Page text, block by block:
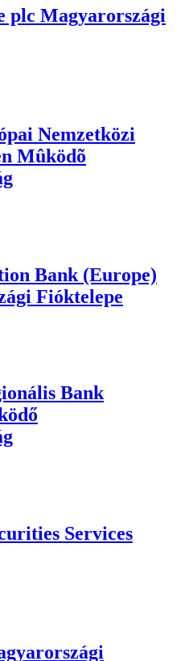
plc Magyarországi
Nemzetközi
Mûködõ
Bank (Europe)
Fióktelepe
Bank
Services